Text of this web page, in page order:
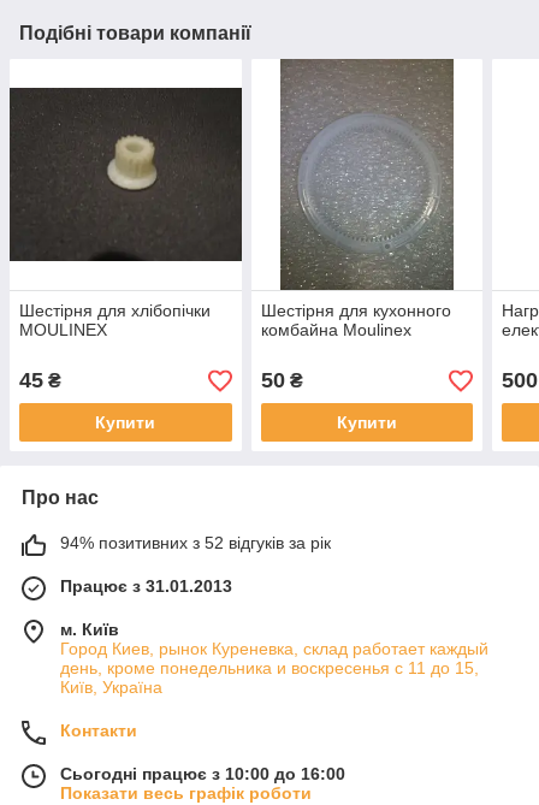
Подібні товари компанії
Шестірня для хлібопічки
MOULINEX
45 ₴
Купити
Шестірня для кухонного
комбайна Moulinex
50₴
Купити
500
Про нас
94% позитивних з 52 відгуків за рік
Працює з 31.01.2013
м. Київ
Город Киев, рынок Куреневка, склад работает каждый
день, кроме понедельника и воскресенья с 11 до 15,
Київ, Україна
Контакти
Сьогодні працює з 10:00 до 16:00
Показати весь графік роботи